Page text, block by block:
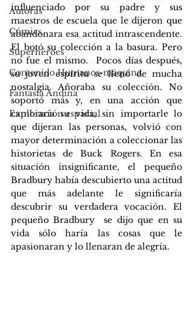
Autoras
Cómics
Superhéroes
Contenido Humanos-máquina
Fantasía Andina
Exploración espacial
influenciado por su padre y sus
maestros de escuela que le dijeron que
abandonara esa actitud intrascendente.
El botó su colección a la basura. Pero
no fue el mismo.  Pocos días después,
su joven espíritu se llenó de mucha
nostalgia. Añoraba su colección. No
soportó más y, en una acción que
cambiaría su vida, sin importarle lo
que dijeran las personas, volvió con
mayor determinación a coleccionar las
historietas de Buck Rogers. En esa
situación insignificante, el pequeño
Bradbury había descubierto una actitud
que más adelante le significaría
descubrir su verdadera vocación. El
pequeño Bradbury  se dijo que en su
vida sólo haría las cosas que le
apasionaran y lo llenaran de alegría.